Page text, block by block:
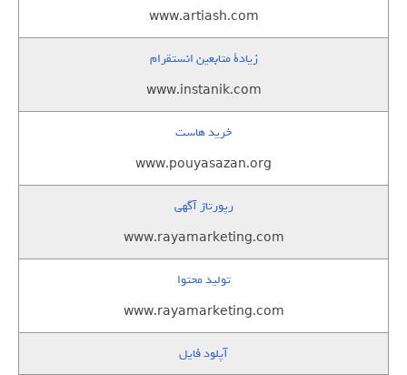
www.artiash.com
زيادة متابعين انستقرام
www.instanik.com
خرید هاست
www.pouyasazan.org
رپورتاژ آگهی
www.rayamarketing.com
تولید محتوا
www.rayamarketing.com
آپلود فایل